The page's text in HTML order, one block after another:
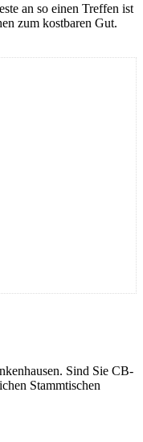
an so einen Treffen ist
zum kostbaren Gut.
Sind Sie CB-
Stammtischen